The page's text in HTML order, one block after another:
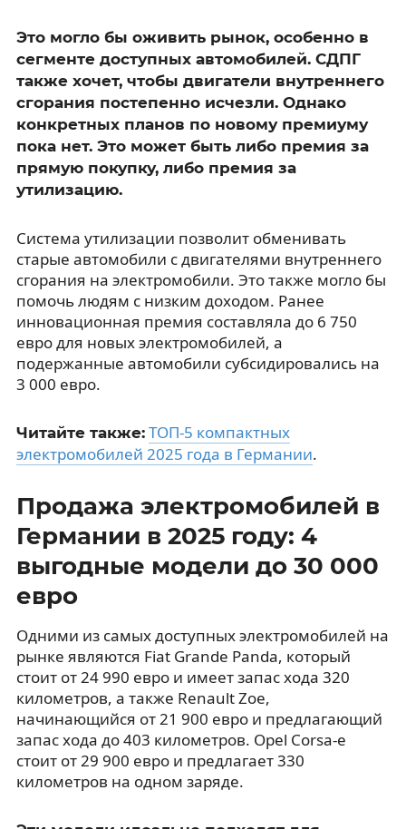
Это могло бы оживить рынок, особенно в
сегменте доступных автомобилей. СДПГ
также хочет, чтобы двигатели внутреннего
сгорания постепенно исчезли. Однако
конкретных планов по новому премиуму
пока нет. Это может быть либо премия за
прямую покупку, либо премия за
утилизацию.
Система утилизации позволит обменивать
старые автомобили с двигателями внутреннего
сгорания на электромобили. Это также могло бы
помочь людям с низким доходом. Ранее
инновационная премия составляла до 6 750
евро для новых электромобилей, а
подержанные автомобили субсидировались на
3 000 евро.
Читайте также: ТОП-5 компактных
электромобилей 2025 года в Германии.
Продажа электромобилей в
Германии в 2025 году: 4
выгодные модели до 30 000
евро
Одними из самых доступных электромобилей на
рынке являются Fiat Grande Panda, который
стоит от 24 990 евро и имеет запас хода 320
километров, а также Renault Zoe,
начинающийся от 21 900 евро и предлагающий
запас хода до 403 километров. Opel Corsa-e
стоит от 29 900 евро и предлагает 330
километров на одном заряде.